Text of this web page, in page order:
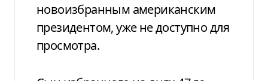
новоизбранным американским
президентом, уже не доступно для
просмотра.